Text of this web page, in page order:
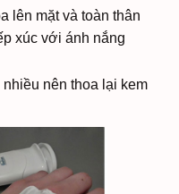
lên mặt và toàn thân
xúc với ánh nắng
nên thoa lại kem